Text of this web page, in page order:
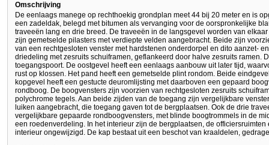
Omschrijving
De eenlaags manege op rechthoekig grondplan meet 44 bij 20 meter en is
een zadeldak, belegd met bitumen als vervanging voor de oorspronkelijke
traveeën lang en drie breed. De traveeën in de langsgevel worden van
zijn gemetselde pilasters met verdiepte velden aangebracht. Beide zijn
van een rechtgesloten venster met hardstenen onderdorpel en dito aanzet-
driedeling met zesruits schuiframen, geflankeerd door halve zesruits ramen.
toegangspoort. De oostgevel heeft een eenlaags aanbouw uit later tijd,
rust op klossen. Het pand heeft een gemetselde plint rondom. Beide
kopgevel heeft een gestucte deuromlijsting met daarboven een gepaard
rondboog. De boogvensters zijn voorzien van rechtgesloten zesruits
polychrome tegels. Aan beide zijden van de toegang zijn vergelijkbare
luiken aangebracht, die toegang gaven tot de bergplaatsen. Ook de drie
vergelijkbare gepaarde rondboogvensters, met blinde boogtrommels in de
een roedenverdeling. In het interieur zijn de bergplaatsen, de
interieur ongewijzigd. De kap bestaat uit een beschot van kraaldelen,